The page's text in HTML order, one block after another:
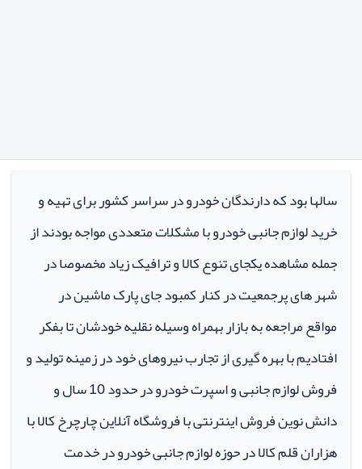
سالها بود که دارندگان خودرو در سراسر کشور برای تهیه و
خرید لوازم جانبی خودرو با مشکلات متعددی مواجه بودند از
جمله مشاهده یکجای تنوع کالا و ترافیک زیاد مخصوصا در
شهر های پرجمعیت در کنار کمبود جای پارک ماشین در
مواقع مراجعه به بازار بهمراه وسیله نقلیه خودشان تا بفکر
افتادیم با بهره گیری از تجارب نیروهای خود در زمینه تولید و
فروش لوازم جانبی و اسپرت خودرو در حدود 10 سال و
دانش نوین فروش اینترنتی با فروشگاه آنلاین چارچرخ کالا با
هزاران قلم کالا در حوزه لوازم جانبی خودرو در خدمت